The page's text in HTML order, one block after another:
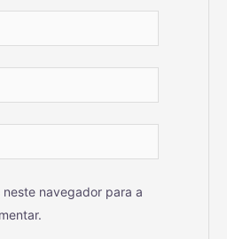
navegador para a